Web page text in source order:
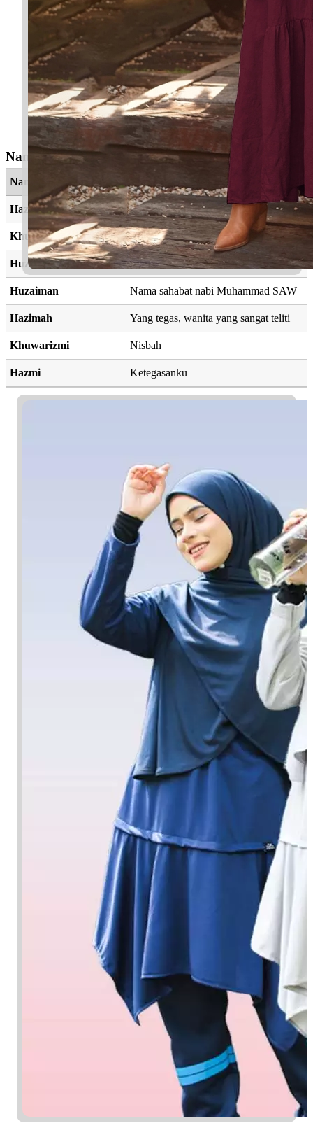
Nama Yang Berkaitan
Nama Maksud
Hazim Tegas, cermat, bijak, teliti
Khuzaimah Tali kendali
Huzama Bunga lavender
Huzaiman Nama sahabat nabi Muhammad SAW
Hazimah Yang tegas, wanita yang sangat teliti
Khuwarizmi Nisbah
Hazmi Ketegasanku